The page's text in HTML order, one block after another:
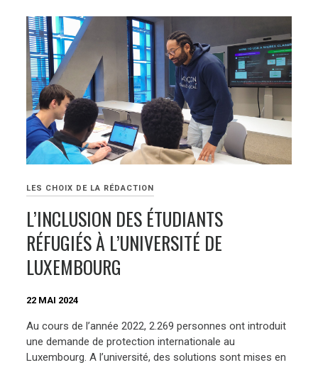
LES CHOIX DE LA RÉDACTION
L’INCLUSION DES ÉTUDIANTS
RÉFUGIÉS À L’UNIVERSITÉ DE
LUXEMBOURG
22 MAI 2024
Au cours de l’année 2022, 2.269 personnes ont introduit
une demande de protection internationale au
Luxembourg. A l’université, des solutions sont mises en